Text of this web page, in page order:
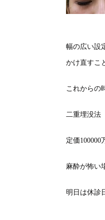
幅の広い設
かけ直すこ
これからの
二重埋没法
定価
麻酔が怖い
明日は休診